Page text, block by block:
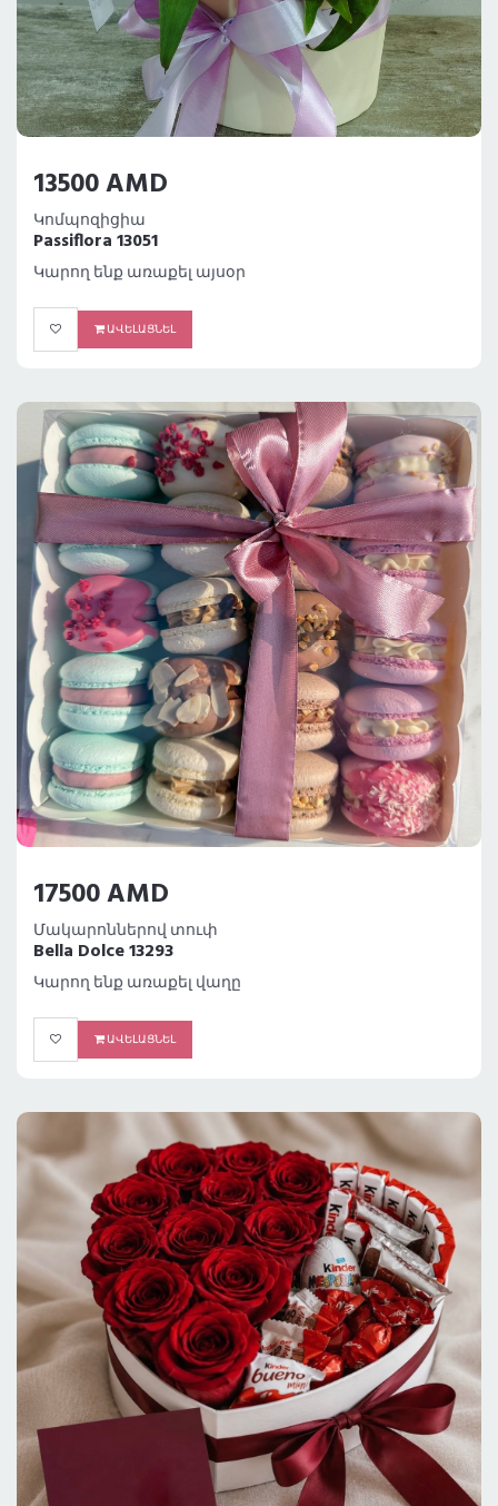
13500 AMD
Կոմպոզիցիա
Passiflora 13051
Կարող ենք առաքել այսօր
ԱՎԵԼԱՑՆԵԼ
17500 AMD
Մակարոններով տուփ
Bella Dolce 13293
Կարող ենք առաքել վաղը
ԱՎԵԼԱՑՆԵԼ